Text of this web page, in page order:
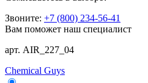
Звоните: +7 (800) 234-56-41
Вам поможет наш специалист
арт. AIR_227_04
Chemical Guys